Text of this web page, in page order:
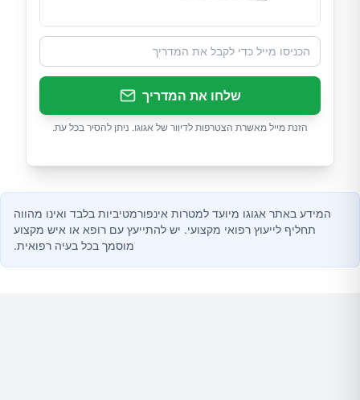
שלחו את המדריך
הזנת מייל מאשרת הצטרפות לדיוור של אגוגו. ניתן להסיר בכל עת.
המידע באתר אגוגו מיועד למטרות אינפורמטיביות בלבד ואינו מהווה
תחליף לייעוץ רפואי מקצועי. יש להתייעץ עם רופא או איש מקצוע
מוסמך בכל בעיה רפואית.